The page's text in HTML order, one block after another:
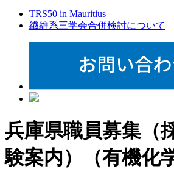
TRS50 in Mauritius
繊維系三学会合併検討について
兵庫県職員募集（
験案内）（有機化